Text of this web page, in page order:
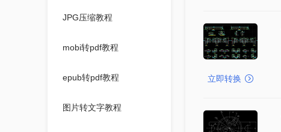
JPG压缩教程
mobi转pdf教程
epub转pdf教程
图片转文字教程
立即转换